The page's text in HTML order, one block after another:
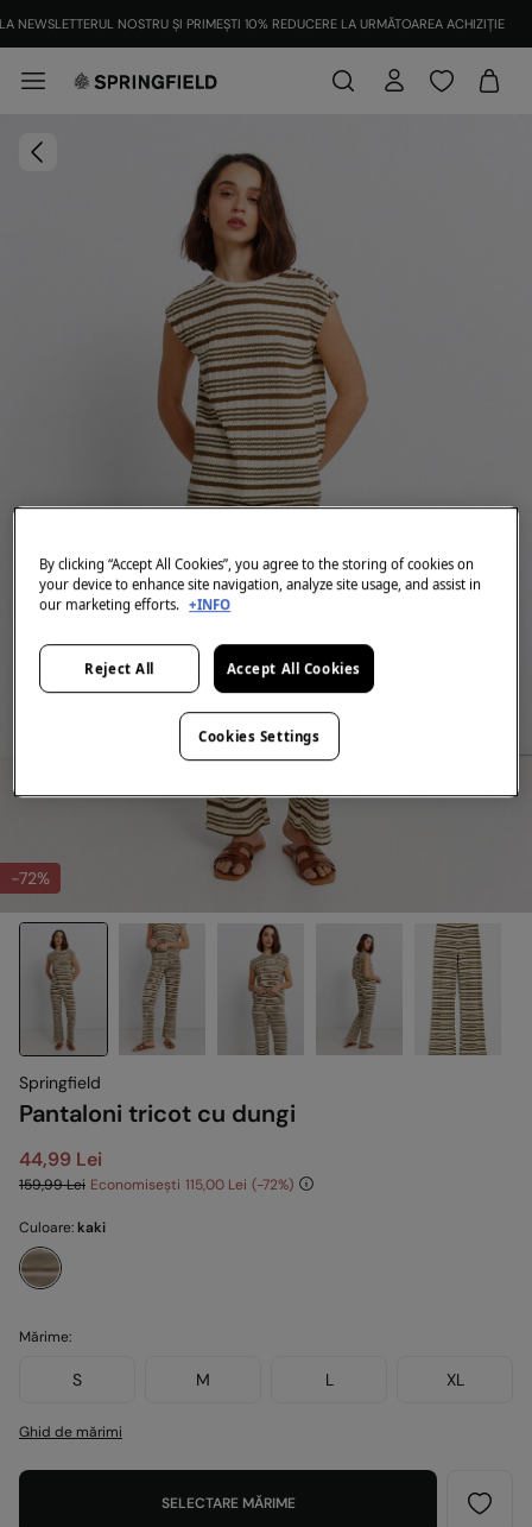
NEWSLETTERUL NOSTRU ȘI PRIMEȘTI 10% REDUCERE LA URMĂTOAREA ACHIZIȚIE
-72%
Springfield
Pantaloni tricot cu dungi
44,99 Lei
159,99 Lei Economisești 115,00 Lei 72
Culoare:kaki
Mărime:
S M L XL
Ghid de mărimi
SELECTARE MĂRIME
By clicking “Accept All Cookies”, you agree to the storing of cookies on
your device to enhance site navigation, analyze site usage, and assist in
our marketing efforts. +INFO
Reject All Accept All Cookies
Cookies Settings